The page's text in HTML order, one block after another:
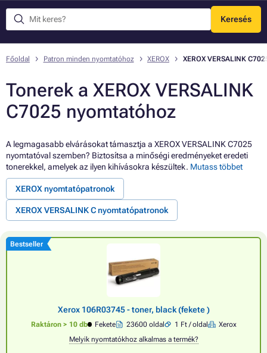
Keresés
Menü
Főoldal Patron minden nyomtatóhoz XEROX XEROX VERSALINK
Tonerek a XEROX VERSALINK
C7025 nyomtatóhoz
A legmagasabb elvárásokat támasztja a XEROX VERSALINK C7025
nyomtatóval szemben? Biztosítsa a minőségi eredményeket eredeti
tonerekkel, amelyek az ilyen kihívásokra készültek. Mutass többet
XEROX nyomtatópatronok
XEROX VERSALINK C nyomtatópatronok
Bestseller
Xerox 106R03745 - toner, black (fekete )
Raktáron > 10 db Fekete 23600 oldal 1 Ft / oldal
Xerox
Melyik nyomtatókhoz alkalmas a termék?